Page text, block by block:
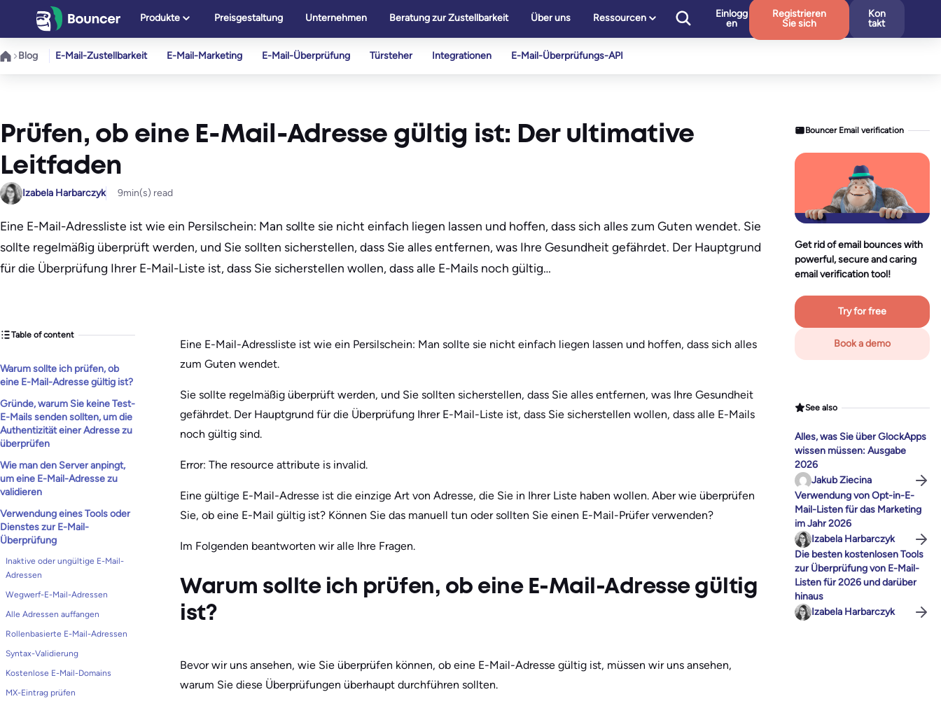
springen
Produkte Preisgestaltung Unternehmen Beratung zur Zustellbarkeit Über uns Ressourcen
Einlogg
en
Registrieren
Sie sich
Kon
takt
Blog E-Mail-Zustellbarkeit E-Mail-Marketing E-Mail-Überprüfung Türsteher Integrationen E-Mail-Überprüfungs-API
Prüfen, ob eine E-Mail-Adresse gültig ist: Der ultimative
Leitfaden
Izabela Harbarczyk 9min(s) read
Eine E-Mail-Adressliste ist wie ein Persilschein: Man sollte sie nicht einfach liegen lassen und hoffen, dass sich alles zum Guten wendet. Sie
sollte regelmäßig überprüft werden, und Sie sollten sicherstellen, dass Sie alles entfernen, was Ihre Gesundheit gefährdet. Der Hauptgrund
für die Überprüfung Ihrer E-Mail-Liste ist, dass Sie sicherstellen wollen, dass alle E-Mails noch gültig…
Table of content
Warum sollte ich prüfen, ob
eine E-Mail-Adresse gültig ist?
Gründe, warum Sie keine Test-
E-Mails senden sollten, um die
Authentizität einer Adresse zu
überprüfen
Wie man den Server anpingt,
um eine E-Mail-Adresse zu
validieren
Verwendung eines Tools oder
Dienstes zur E-Mail-
Überprüfung
Inaktive oder ungültige E-Mail-
Adressen
Wegwerf-E-Mail-Adressen
Alle Adressen auffangen
Rollenbasierte E-Mail-Adressen
Syntax-Validierung
Kostenlose E-Mail-Domains
MX-Eintrag prüfen
Eine E-Mail-Adressliste ist wie ein Persilschein: Man sollte sie nicht einfach liegen lassen und hoffen, dass sich alles
zum Guten wendet.
Sie sollte regelmäßig überprüft werden, und Sie sollten sicherstellen, dass Sie alles entfernen, was Ihre Gesundheit
gefährdet. Der Hauptgrund für die Überprüfung Ihrer E-Mail-Liste ist, dass Sie sicherstellen wollen, dass alle E-Mails
noch gültig sind.
Error: The resource attribute is invalid.
Eine gültige E-Mail-Adresse ist die einzige Art von Adresse, die Sie in Ihrer Liste haben wollen. Aber wie überprüfen
Sie, ob eine E-Mail gültig ist? Können Sie das manuell tun oder sollten Sie einen E-Mail-Prüfer verwenden?
Im Folgenden beantworten wir alle Ihre Fragen.
Warum sollte ich prüfen, ob eine E-Mail-Adresse gültig
ist?
Bevor wir uns ansehen, wie Sie überprüfen können, ob eine E-Mail-Adresse gültig ist, müssen wir uns ansehen,
warum Sie diese Überprüfungen überhaupt durchführen sollten.
Bouncer Email verification
Get rid of email bounces with
powerful, secure and caring
email verification tool!
Try for free
Book a demo
See also
Alles, was Sie über GlockApps
wissen müssen: Ausgabe
2026
Jakub Ziecina
Verwendung von Opt-in-E-
Mail-Listen für das Marketing
im Jahr 2026
Izabela Harbarczyk
Die besten kostenlosen Tools
zur Überprüfung von E-Mail-
Listen für 2026 und darüber
hinaus
Izabela Harbarczyk